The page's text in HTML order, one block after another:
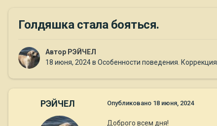
Голдяшка стала бояться.
Автор РЭЙЧЕЛ
18 июня, 2024в Особенности поведения. Коррекция
РЭЙЧЕЛ Опубликовано 18 июня, 2024
Доброго всем дня!